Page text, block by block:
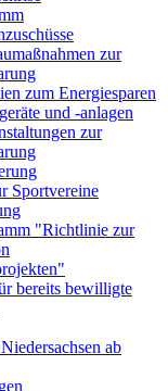
zur
zum Energiesparen
und -anlagen
zur
Sportvereine
"Richtlinie zur
bereits bewilligte
ab